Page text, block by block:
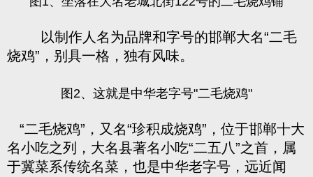
以制作人名为品牌和字号的邯郸大名“二毛
烧鸡”，别具一格，独有风味。
图2、这就是中华老字号"二毛烧鸡"
“二毛烧鸡”，又名“珍积成烧鸡”，位于邯郸十大
名小吃之列，大名县著名小吃“二五八”之首，属
于冀菜系传统名菜，也是中华老字号，远近闻